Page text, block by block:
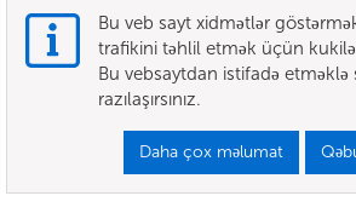
E-mail:
ŞƏRTLƏR VƏ
Bu veb sayt xidmətlər
trafikini təhlil etmək üçün
Bu vebsaytdan istifadə
razılaşırsınız.
Daha çox məlumat